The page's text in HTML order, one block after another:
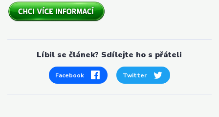
Líbil se článek? Sdílejte ho s přáteli
Facebook Twitter